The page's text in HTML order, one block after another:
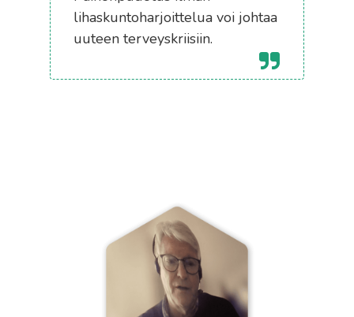
lihaskuntoharjoittelua voi johtaa
uuteen terveyskriisiin.